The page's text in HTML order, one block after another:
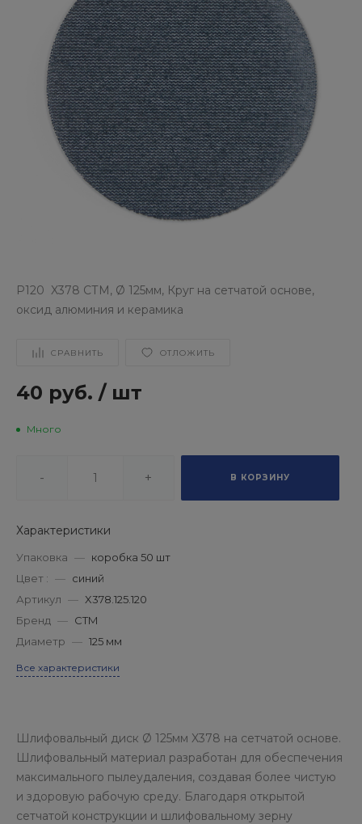
P120 X378 СТМ, Ø 125мм, Круг на сетчатой основе,
оксид алюминия и керамика
СРАВНИТЬ ОТЛОЖИТЬ
40 руб. / шт
Много
- + В КОРЗИНУ
Характеристики
Упаковка — коробка 50 шт
Цвет : — синий
Артикул — X378.125.120
Бренд — СТМ
Диаметр — 125 мм
Все характеристики
Шлифовальный диск Ø 125мм X378 на сетчатой основе.
Шлифовальный материал разработан для обеспечения
максимального пылеудаления, создавая более чистую
и здоровую рабочую среду. Благодаря открытой
сетчатой конструкции и шлифовальному зерну